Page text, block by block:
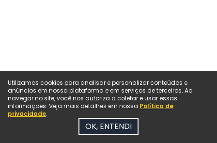
Utilizamos cookies para analisar e personalizar conteúdos e
anúncios em nossa plataforma e em serviços de terceiros. Ao
navegar no site, você nos autoriza a coletar e usar essas
informações. Veja mais detalhes em nossa Política de
privacidade.
OK, ENTENDI